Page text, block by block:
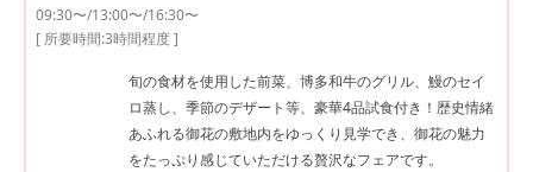
09:30〜/13:00〜/16:30〜
[ 所要時間:3時間程度]
旬の食材を使用した前菜、博多和牛のグリル、鰻のセイ
ロ蒸し、季節のデザート等、豪華4品試食付き！歴史情緒
あふれる御花の敷地内をゆっくり見学でき、御花の魅力
をたっぷり感じていただける贅沢なフェアです。